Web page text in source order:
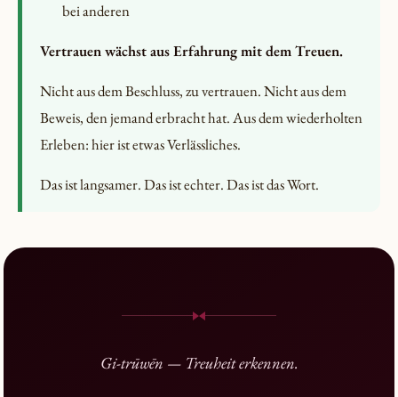
bei anderen
Vertrauen wächst aus Erfahrung mit dem Treuen.
Nicht aus dem Beschluss, zu vertrauen. Nicht aus dem
Beweis, den jemand erbracht hat. Aus dem wiederholten
Erleben: hier ist etwas Verlässliches.
Das ist langsamer. Das ist echter. Das ist das Wort.
Gi-trūwēn — Treuheit erkennen.